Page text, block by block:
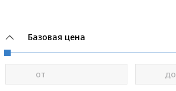
Базовая цена
от до